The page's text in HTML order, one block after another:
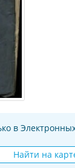
в
Найти на